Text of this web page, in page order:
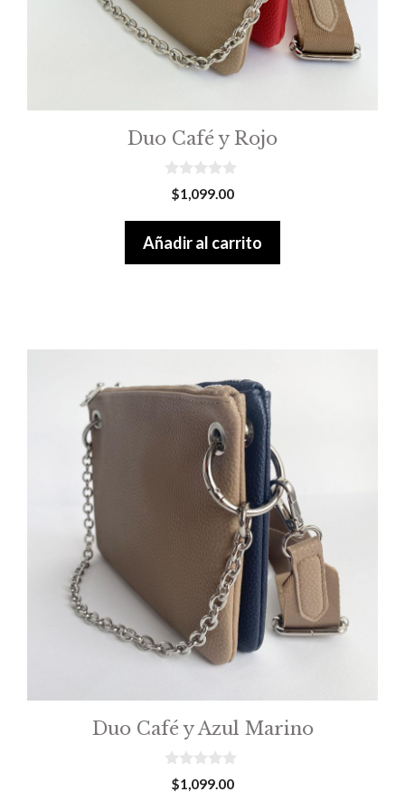
Duo Café y Rojo
o
o
$1,099.00
Añadir al carrito
Duo Café y Azul Marino
0
o$1,099.00